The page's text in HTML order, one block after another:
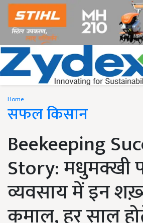
Home
सफल किसान
Beekeeping
Story: मधुमक्खी
व्यवसाय में इन